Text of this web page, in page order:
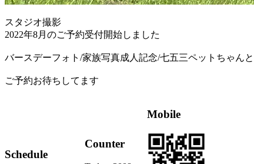
スタジオ撮影
2022年8月のご予約受付開始しました
バースデーフォト/家族写真成人記念/七五三ペットちゃん
ご予約お待ちしてます
Schedule
Counter
Mobile